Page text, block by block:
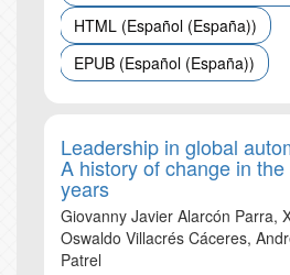
HTML (Español (España))
EPUB (Español (España))
Leadership in global
A history of change in
years
Giovanny Javier Alarcón Parra,
Oswaldo Villacrés Cáceres,
Patrel